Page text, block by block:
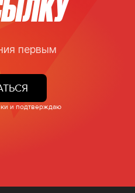
первым
и подтверждаю